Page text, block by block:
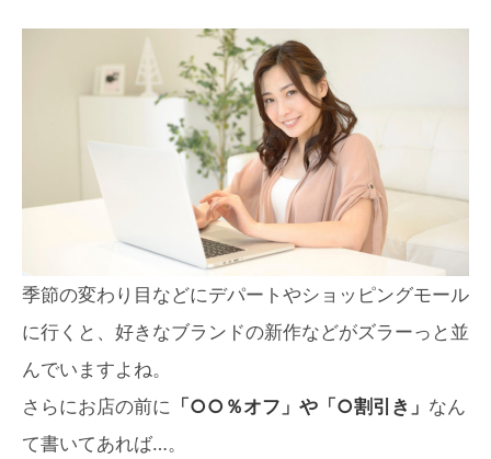
季節の変わり目などにデパートやショッピングモール
に行くと、好きなブランドの新作などがズラーっと並
んでいますよね。
さらにお店の前に 「○○％オフ」や「○割引き」 なん
て書いてあれば…。